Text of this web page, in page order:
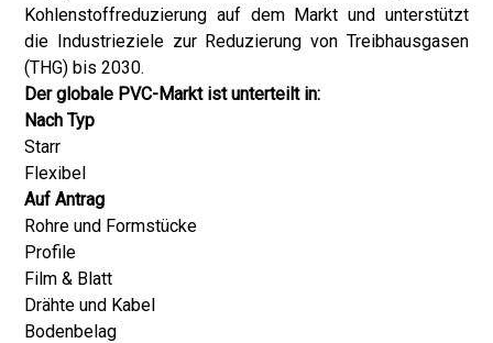
Kohlenstoffreduzierung auf dem Markt und unterstützt
die Industrieziele zur Reduzierung von Treibhausgasen
(THG) bis 2030.
Der globale PVC-Markt ist unterteilt in:
Nach Typ
Starr
Flexibel
Auf Antrag
Rohre und Formstücke
Profile
Film & Blatt
Drähte und Kabel
Bodenbelag